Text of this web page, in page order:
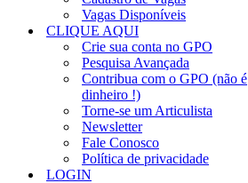
Vagas Disponíveis
CLIQUE AQUI
Crie sua conta no GPO
Pesquisa Avançada
Contribua com o GPO (não é
dinheiro !)
Torne-se um Articulista
Newsletter
Fale Conosco
Política de privacidade
LOGIN